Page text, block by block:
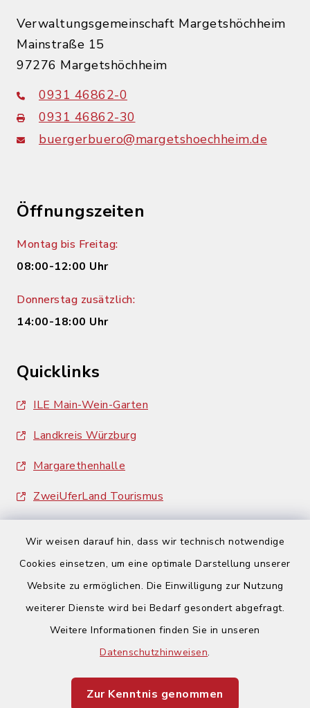
Wir weisen darauf hin, dass wir technisch notwendige
Cookies einsetzen, um eine optimale Darstellung unserer
Website zu ermöglichen. Die Einwilligung zur Nutzung
weiterer Dienste wird bei Bedarf gesondert abgefragt.
Weitere Informationen finden Sie in unseren
Datenschutzhinweisen.
Zur Kenntnis genommen
Verwaltungsgemeinschaft Margetshöchheim
Mainstraße 15
97276 Margetshöchheim
0931 46862-0
0931 46862-30
buergerbuero@margetshoechheim.de
Öffnungszeiten
Montag bis Freitag:
08:00-12:00 Uhr
Donnerstag zusätzlich:
14:00-18:00 Uhr
Quicklinks
ILE Main-Wein-Garten
Landkreis Würzburg
Margarethenhalle
ZweiUferLand Tourismus
Barrierefreiheit